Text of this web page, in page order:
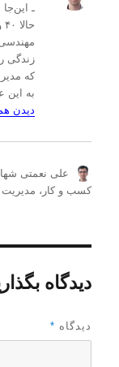
ـ
زندگی
که
به این
دیدن
ن
و
ه
علی نعمتی
كسب و كار ،
دیدگاه
دیدگاه *